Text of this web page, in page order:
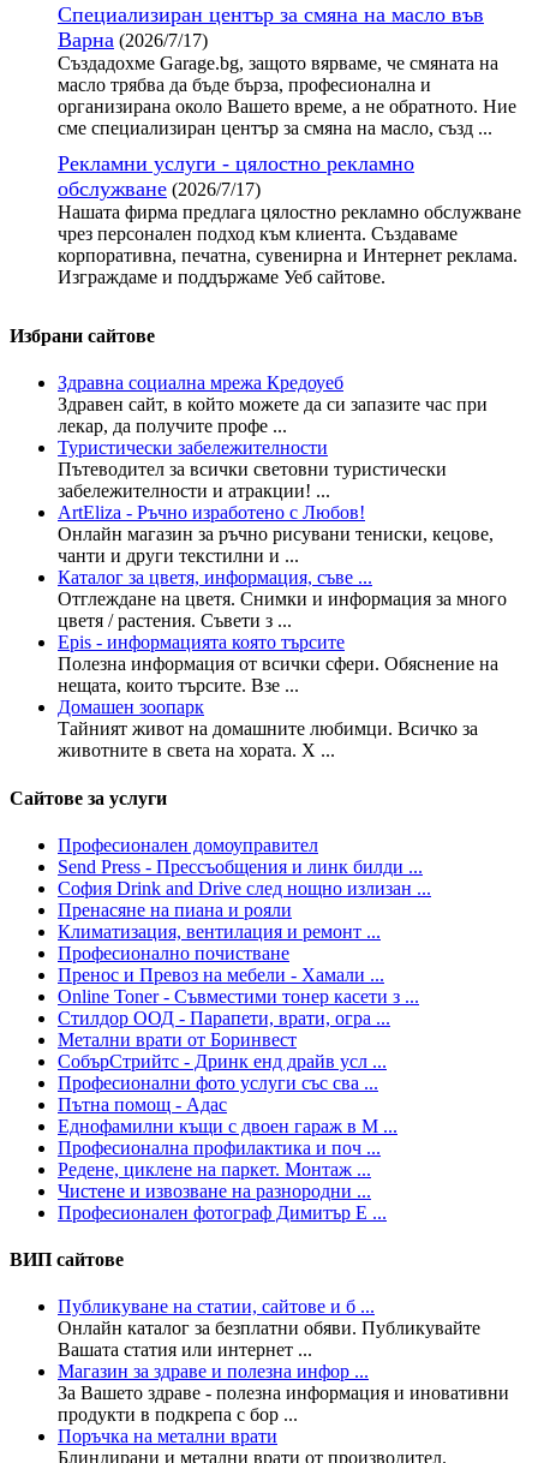
Специализиран център за смяна на масло във
Варна (2026/7/17)
Създадохме Garage.bg, защото вярваме, че смяната на
масло трябва да бъде бърза, професионална и
организирана около Вашето време, а не обратното. Ние
сме специализиран център за смяна на масло, създ ...
Рекламни услуги - цялостно рекламно
обслужване (2026/7/17)
Нашата фирма предлага цялостно рекламно обслужване
чрез персонален подход към клиента. Създаваме
корпоративна, печатна, сувенирна и Интернет реклама.
Изграждаме и поддържаме Уеб сайтове.
Избрани сайтове
Здравна социална мрежа Кредоуеб
Здравен сайт, в който можете да си запазите час при
лекар, да получите профе ...
Туристически забележителности
Пътеводител за всички световни туристически
забележителности и атракции! ...
ArtEliza - Ръчно изработено с Любов!
Онлайн магазин за ръчно рисувани тениски, кецове,
чанти и други текстилни и ...
Каталог за цветя, информация, съве ...
Отглеждане на цветя. Снимки и информация за много
цветя / растения. Съвети з ...
Epis - информацията която търсите
Полезна информация от всички сфери. Обяснение на
нещата, които търсите. Взе ...
Домашен зоопарк
Тайният живот на домашните любимци. Всичко за
животните в света на хората. Х ...
Сайтове за услуги
Професионален домоуправител
Send Press - Прессъобщения и линк билди ...
София Drink and Drive след нощно излизан ...
Пренасяне на пиана и рояли
Климатизация, вентилация и ремонт ...
Професионално почистване
Пренос и Превоз на мебели - Хамали ...
Online Toner - Съвместими тонер касети з ...
Стилдор ООД - Парапети, врати, огра ...
Метални врати от Боринвест
СобърСтрийтс - Дринк енд драйв усл ...
Професионални фото услуги със сва ...
Пътна помощ - Адас
Еднофамилни къщи с двоен гараж в М ...
Професионална профилактика и поч ...
Редене, циклене на паркет. Монтаж ...
Чистене и извозване на разнородни ...
Професионален фотограф Димитър Е ...
ВИП сайтове
Публикуване на статии, сайтове и б ...
Онлайн каталог за безплатни обяви. Публикувайте
Вашата статия или интернет ...
Магазин за здраве и полезна инфор ...
За Вашето здраве - полезна информация и иновативни
продукти в подкрепа с бор ...
Поръчка на метални врати
Блиндирани и метални врати от производител.